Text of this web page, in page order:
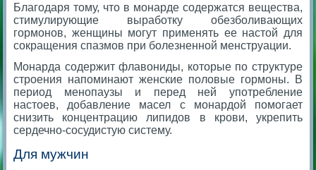
Благодаря тому, что в монарде содержатся вещества,
стимулирующие выработку обезболивающих
гормонов, женщины могут применять ее настой для
сокращения спазмов при болезненной менструации.
Монарда содержит флавониды, которые по структуре
строения напоминают женские половые гормоны. В
период менопаузы и перед ней употребление
настоев, добавление масел с монардой помогает
снизить концентрацию липидов в крови, укрепить
сердечно-сосудистую систему.
Для мужчин